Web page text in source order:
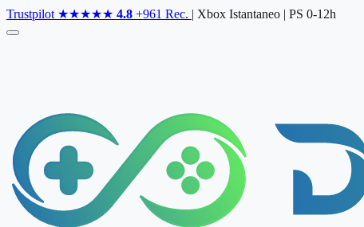
Skip
Trustpilot ★★★★★ 4.8 +961 Rec. | Xbox Istantaneo | PS 0-12h